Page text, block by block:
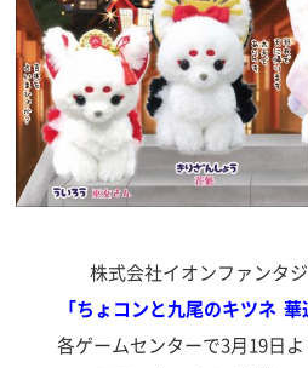
株式会社イオンファンタ
「ちょコンと九尾のキツネ 華
各ゲームセンターで3月19日よ